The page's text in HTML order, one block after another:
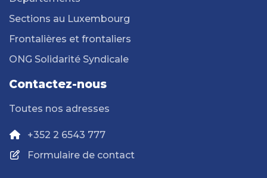
Sections au Luxembourg
Frontalières et frontaliers
ONG Solidarité Syndicale
Contactez-nous
Toutes nos adresses
+352 2 6543 777
Formulaire de contact